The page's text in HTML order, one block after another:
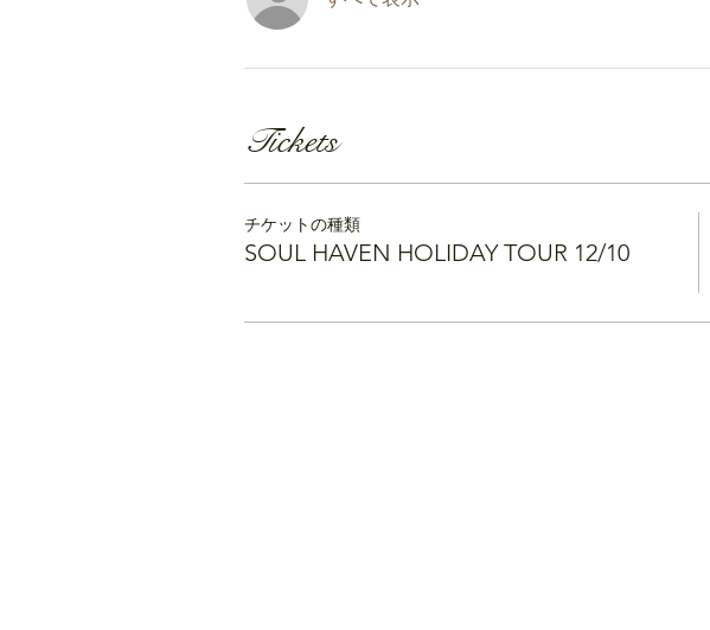
Tickets
チケットの種類
SOUL HAVEN HOLIDAY TOUR 12/10